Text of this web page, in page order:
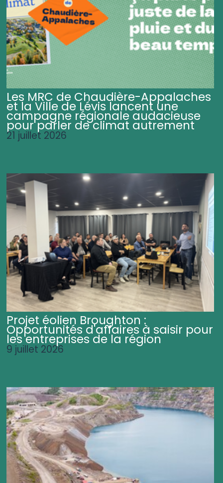
Les MRC de Chaudière-Appalaches
et la Ville de Lévis lancent une
campagne régionale audacieuse
pour parler de climat autrement
21 juillet 2026
Projet éolien Broughton :
Opportunités d'affaires à saisir pour
les entreprises de la région
9 juillet 2026